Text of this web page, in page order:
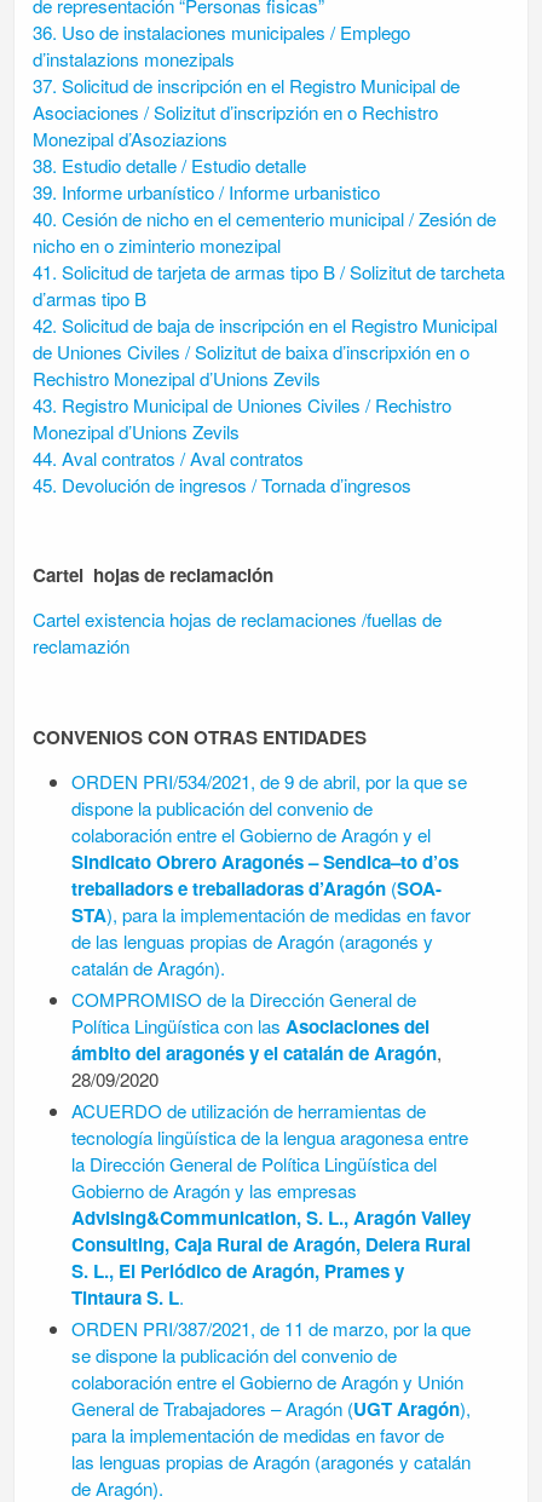
36. Uso de instalaciones municipales / Emplego
d’instalazions monezipals
37. Solicitud de inscripción en el Registro Municipal de
Asociaciones / Solizitut d’inscripzión en o Rechistro
Monezipal d’Asoziazions
38. Estudio detalle / Estudio detalle
39. Informe urbanístico / Informe urbanistico
40. Cesión de nicho en el cementerio municipal / Zesión de
nicho en o ziminterio monezipal
41. Solicitud de tarjeta de armas tipo B / Solizitut de tarcheta
d’armas tipo B
42. Solicitud de baja de inscripción en el Registro Municipal
de Uniones Civiles / Solizitut de baixa d’inscripxión en o
Rechistro Monezipal d’Unions Zevils
43. Registro Municipal de Uniones Civiles / Rechistro
Monezipal d’Unions Zevils
44. Aval contratos / Aval contratos
45. Devolución de ingresos / Tornada d’ingresos
Cartel hojas de reclamación
Cartel existencia hojas de reclamaciones /fuellas de
reclamazión
CONVENIOS CON OTRAS ENTIDADES
ORDEN PRI/534/2021, de 9 de abril, por la que se
dispone la publicación del conveniode
colaboración entre el Gobierno de Aragón y el
Sindicato Obrero Aragonés – Sendica–to d’os
treballadors e treballadoras d’Aragón(SOA-
STA), para la implementación de medidas en favor
de las lenguas propias de Aragón (aragonés y
catalán de Aragón).
COMPROMISO de la Dirección General de
Política Lingüística con las Asociaciones del
ámbito del aragonés y el catalán de Aragón,
28/09/2020
ACUERDO de utilización de herramientas de
tecnología lingüística de la lengua aragonesa entre
la Dirección General de Política Lingüística del
Gobierno de Aragón y las empresas
Advising&Communication, S. L., Aragón Valley
Consulting, Caja Rural de Aragón, Delera Rural
S. L., El Periódico de Aragón, Prames y
Tintaura S. L.
ORDEN PRI/387/2021, de 11 de marzo, por la que
se dispone la publicación del convenio de
colaboración entre el Gobierno de Aragón y Unión
General de Trabajadores – Aragón (UGT Aragón),
para la implementación de medidas en favor de
las lenguas propias de Aragón (aragonés y catalán
de Aragón).